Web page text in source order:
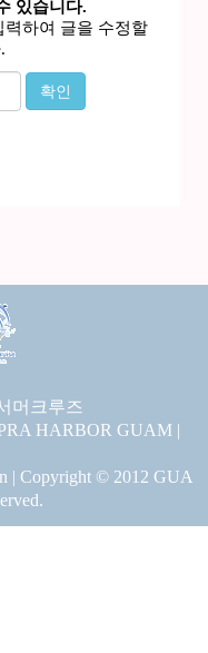
있습니다.
하여 글을 수정할
머크루즈
HARBOR GUAM |
| Copyright © 2012 GUA